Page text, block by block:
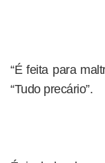
“É feita para
“Tudo precário”.